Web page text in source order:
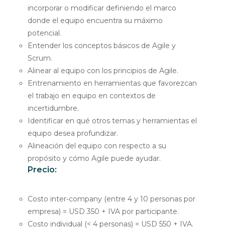
incorporar o modificar definiendo el marco
donde el equipo encuentra su máximo
potencial.
Entender los conceptos básicos de Agile y
Scrum.
Alinear al equipo con los principios de Agile.
Entrenamiento en herramientas que favorezcan
el trabajo en equipo en contextos de
incertidumbre.
Identificar en qué otros temas y herramientas el
equipo desea profundizar.
Alineación del equipo con respecto a su
propósito y cómo Agile puede ayudar.
Precio:
Costo inter-company (entre 4 y 10 personas por
empresa) = USD 350 + IVA por participante.
Costo individual (< 4 personas) = USD 550 + IVA.